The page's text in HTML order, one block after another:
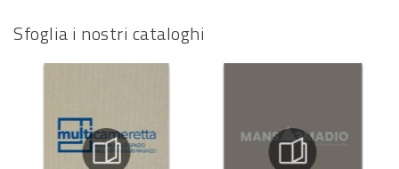
Sfoglia i nostri cataloghi